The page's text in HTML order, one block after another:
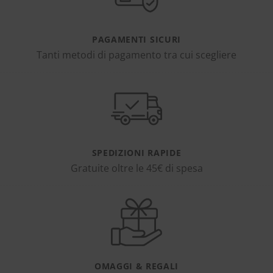
PAGAMENTI SICURI
Tanti metodi di pagamento tra cui scegliere
SPEDIZIONI RAPIDE
Gratuite oltre le 45€ di spesa
OMAGGI & REGALI